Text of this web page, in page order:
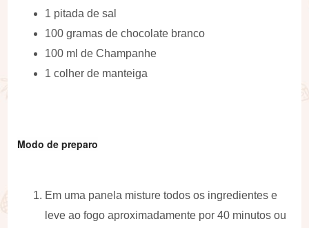
1 pitada de sal
100 gramas de chocolate branco
100 ml de Champanhe
1 colher de manteiga
Modo de preparo
Em uma panela misture todos os ingredientes e
leve ao fogo aproximadamente por 40 minutos ou